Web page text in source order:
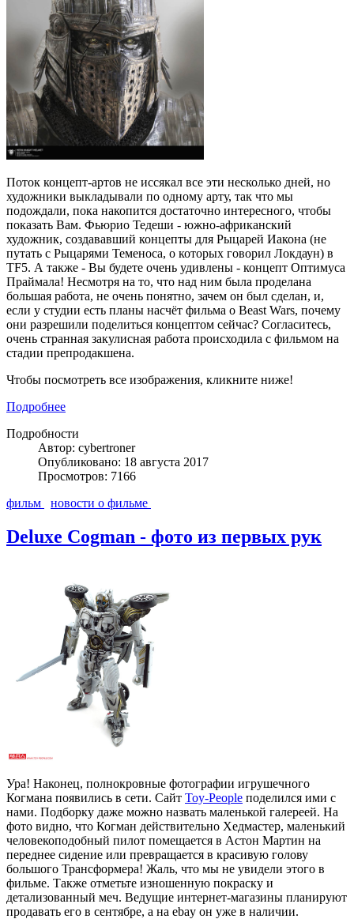
Поток концепт-артов не иссякал все эти несколько дней, но
художники выкладывали по одному арту, так что мы
подождали, пока накопится достаточно интересного, чтобы
показать Вам. Фьюрио Тедеши - южно-африканский
художник, создававший концепты для Рыцарей Иакона (не
путать с Рыцарями Теменоса, о которых говорил Локдаун) в
TF5. А также - Вы будете очень удивлены - концепт Оптимуса
Праймала! Несмотря на то, что над ним была проделана
большая работа, не очень понятно, зачем он был сделан, и,
если у студии есть планы насчёт фильма о Beast Wars, почему
они разрешили поделиться концептом сейчас? Согласитесь,
очень странная закулисная работа происходила с фильмом на
стадии препродакшена.
Чтобы посмотреть все изображения, кликните ниже!
Подробнее
Подробности
Автор: cybertroner
Опубликовано: 18 августа 2017
Просмотров: 7166
фильм
новости о фильме
Deluxe Cogman - фото из первых рук
Ура! Наконец, полнокровные фотографии игрушечного
Когмана появились в сети. Сайт Toy-People поделился ими с
нами. Подборку даже можно назвать маленькой галереей. На
фото видно, что Когман действительно Хедмастер, маленький
человекоподобный пилот помещается в Астон Мартин на
переднее сидение или превращается в красивую голову
большого Трансформера! Жаль, что мы не увидели этого в
фильме. Также отметьте изношенную покраску и
детализованный меч. Ведущие интернет-магазины планируют
продавать его в сентябре, а на ebay он уже в наличии.